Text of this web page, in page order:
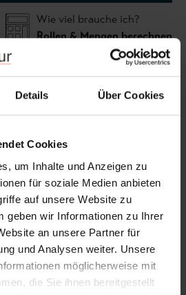
Details Über Cookies
Cookies
um Inhalte und Anzeigen zu
für soziale Medien anbieten
auf unsere Website zu
geben wir Informationen zu Ihrer
an unsere Partner für
und Analysen weiter. Unsere
möglicherweise mit
die Sie ihnen bereitgestellt
Wie viel brauche ich?
Rollen & Mengen berechnen
des Designers
Gregor M. R.
durch die TapetenAgentur. Die
bahnweise bestellbar. Für Ihre
ist 46,5 cm breit und 270 cm
& Zahlung